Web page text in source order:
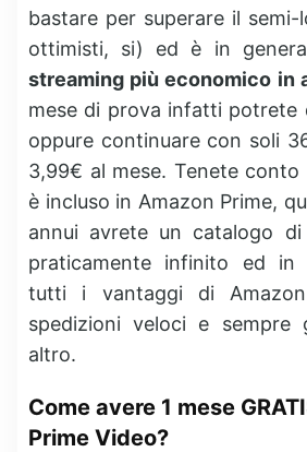
bastare per superare il
ottimisti, si) ed è in
streaming più economico in
mese di prova infatti potrete
oppure continuare con soli
3,99€ al mese. Tenete conto
è incluso in Amazon Prime,
annui avrete un catalogo
praticamente infinito ed in
tutti i vantaggi di
spedizioni veloci e sempre
altro.
Come avere 1 mese
Prime Video?